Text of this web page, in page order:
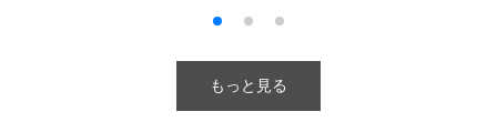
もっと見る